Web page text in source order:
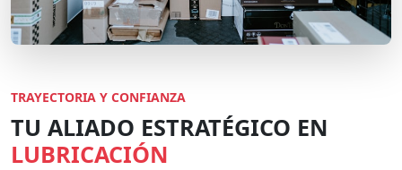
TRAYECTORIA Y CONFIANZA
TU ALIADO ESTRATÉGICO EN
LUBRICACIÓN